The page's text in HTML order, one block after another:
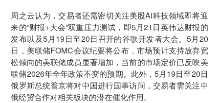
周之云认为，交易者还需密切关注美股AI科技领域即将迎
来的“财报+大会”双重压力测试，即5月21日英伟达财报的
发布以及5月19日至20日召开的谷歌开发者大会。5月20
日，美联储FOMC会议纪要将公布，市场预计支持放弃宽
松倾向的美联储成员显著增加，当前的市场定价已反映美
联储2026年全年政策不变的预期。此外，5月19日至20日
俄罗斯总统普京将对中国进行国事访问，交易者需关注中
俄经贸合作对相关板块的潜在催化作用。